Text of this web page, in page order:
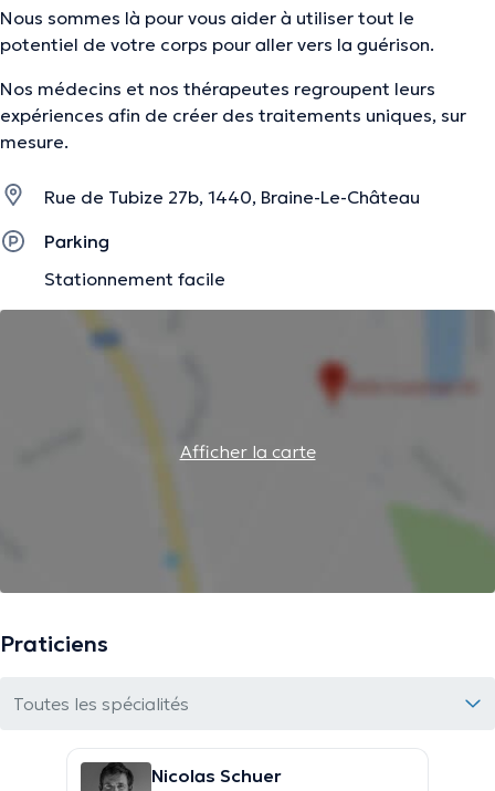
Nous sommes là pour vous aider à utiliser tout le
potentiel de votre corps pour aller vers la guérison.
Nos médecins et nos thérapeutes regroupent leurs
expériences afin de créer des traitements uniques, sur
mesure.
Rue de Tubize 27b, 1440, Braine-Le-Château
Parking
Stationnement facile
Afficher la carte
Praticiens
Toutes les spécialités
Nicolas Schuer